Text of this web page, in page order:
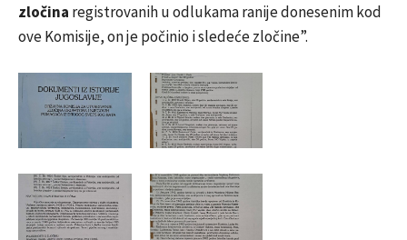
zločina registrovanih u odlukama ranije donesenim kod
ove Komisije, on je počinio i sledeće zločine”.